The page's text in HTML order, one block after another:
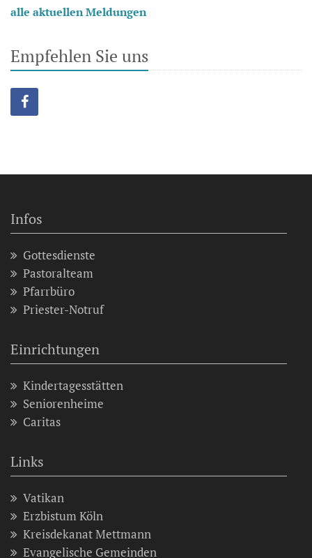
alle aktuellen Meldungen
Empfehlen Sie uns
Infos
Gottesdienste
Pastoralteam
Pfarrbüro
Priester-Notruf
Einrichtungen
Kindertagesstätten
Seniorenheime
Caritas
Links
Vatikan
Erzbistum Köln
Kreisdekanat Mettmann
Evangelische Gemeinden